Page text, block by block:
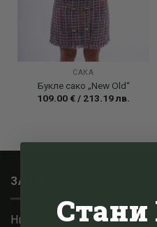
САКА
Букле сако „New Old“
109.00 € / 213.19лв.
ЗА НАС
Ние сме малък семеен
Стани